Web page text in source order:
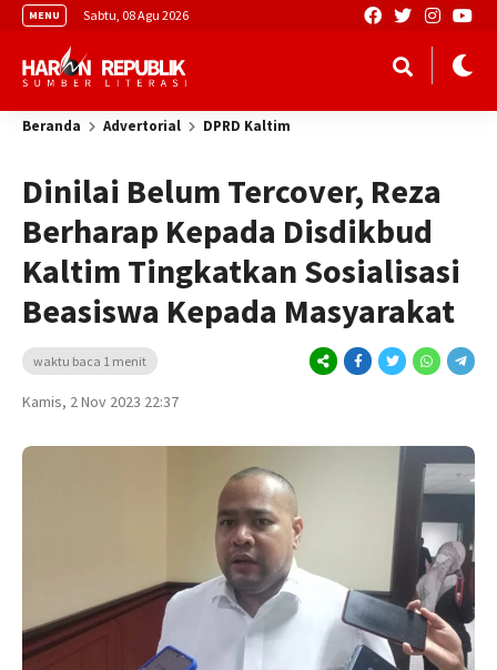
MENU Sabtu, 08 Agu 2026
Beranda Advertorial DPRD Kaltim
Dinilai Belum Tercover, Reza
Berharap Kepada Disdikbud
Kaltim Tingkatkan Sosialisasi
Beasiswa Kepada Masyarakat
waktu baca 1 menit
Kamis, 2 Nov 2023 22:37